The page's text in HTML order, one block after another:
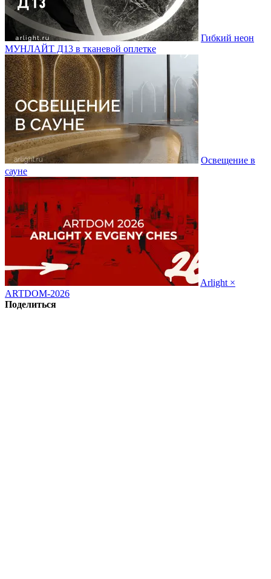
Гибкий неон
МУНЛАЙТ Д13 в тканевой оплетке
Освещение в
сауне
Arlight ×
ARTDOM-2026
Поделиться